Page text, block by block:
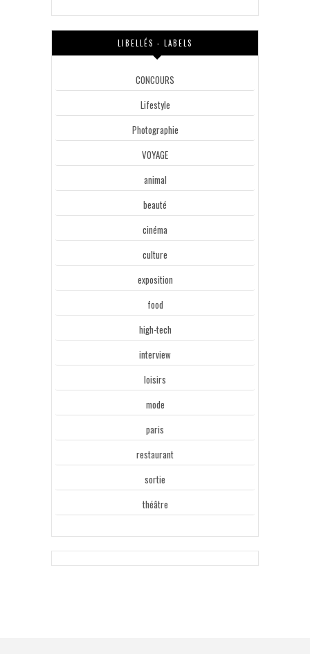
LIBELLÉS - LABELS
CONCOURS
Lifestyle
Photographie
VOYAGE
animal
beauté
cinéma
culture
exposition
food
high-tech
interview
loisirs
mode
paris
restaurant
sortie
théâtre